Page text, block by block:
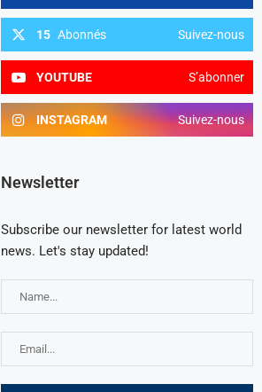
15 Abonnés Suivez-nous
YOUTUBE S’abonner
INSTAGRAM Suivez-nous
Newsletter
Subscribe our newsletter for latest world
news. Let's stay updated!